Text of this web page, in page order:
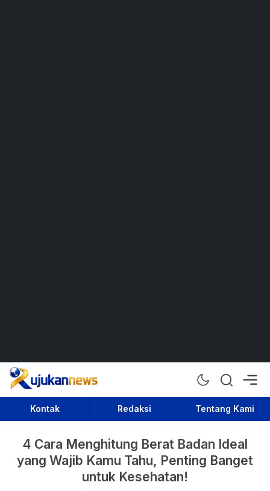
Rujukan News
Satu Rujukan Sejuta Informasi
Kontak Redaksi Tentang Kami
4 Cara Menghitung Berat Badan Ideal
yang Wajib Kamu Tahu, Penting Banget
untuk Kesehatan!